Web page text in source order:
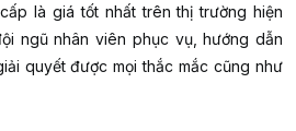
là giá tốt nhất trên thị trường hiện
ngũ nhân viên phục vụ, hướng dẫn
quyết được mọi thắc mắc cũng như